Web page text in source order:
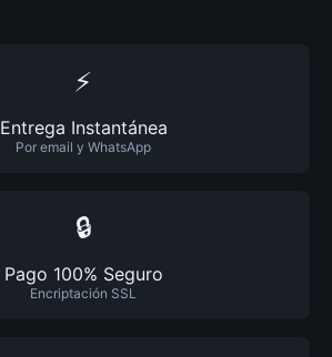
⚡
Entrega Instantánea
Por email y WhatsApp
🔒
Pago 100% Seguro
Encriptación SSL